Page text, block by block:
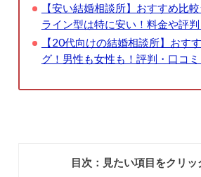
【安い結婚相談所】おすすめ比
ライン型は特に安い！料金や評
【20代向けの結婚相談所】おす
グ！男性も女性も！評判・口コミ
目次：見たい項目をクリッ